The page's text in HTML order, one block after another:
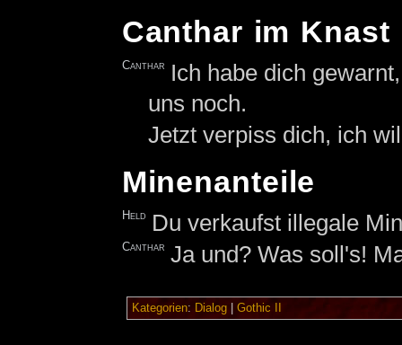
Canthar im Knast
Canthar
Ich habe dich
uns noch.
Jetzt verpiss dich, ich
Minenanteile
Held Du verkaufst illegale
Canthar Ja und? Was soll's!
Kategorien: Dialog| Gothic II